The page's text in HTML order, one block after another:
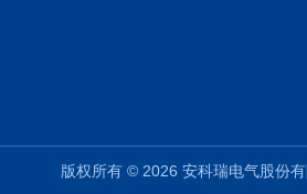
版权所有 © 2026 安科瑞电气股